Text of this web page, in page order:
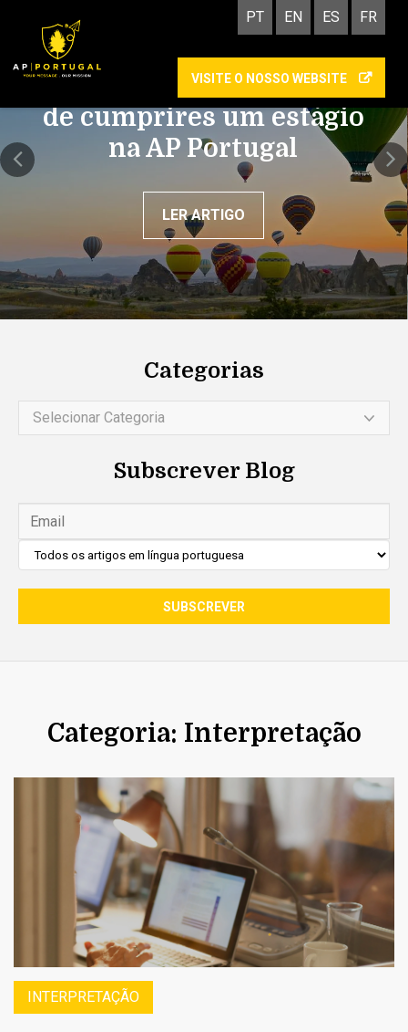
PT EN ES FR
VISITE O NOSSO WEBSITE
Academy: as vantagens
de cumprires um estágio
na AP Portugal
LER ARTIGO
Categorias
Selecionar Categoria
Subscrever Blog
Categoria: Interpretação
INTERPRETAÇÃO